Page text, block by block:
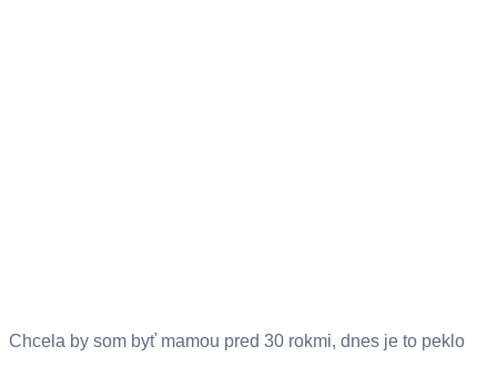
Chcela by som byť mamou pred 30 rokmi, dnes je to peklo